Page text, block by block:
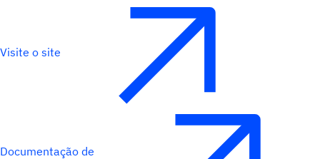
Visite o site
Documentação de